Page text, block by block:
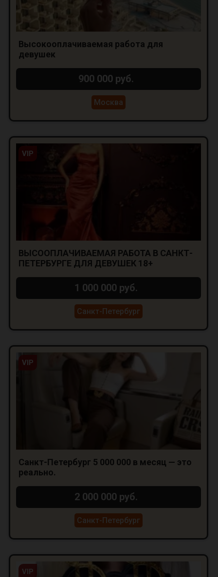
Высокооплачиваемая работа для
девушек
900 000 руб.
Москва
VIP
ВЫСООПЛАЧИВАЕМАЯ РАБОТА В САНКТ-
ПЕТЕРБУРГЕ ДЛЯ ДЕВУШЕК 18+
1 000 000 руб.
Санкт-Петербург
VIP
Санкт-Петербург 5 000 000 в месяц — это
реально.
2 000 000 руб.
Санкт-Петербург
VIP